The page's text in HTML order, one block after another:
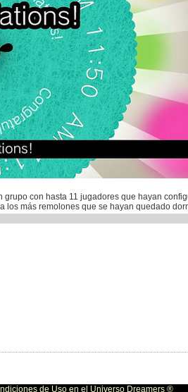
grupo con hasta 11 jugadores que hayan
los más remolones que se hayan quedado
de Uso en el Universo Dreamers ®